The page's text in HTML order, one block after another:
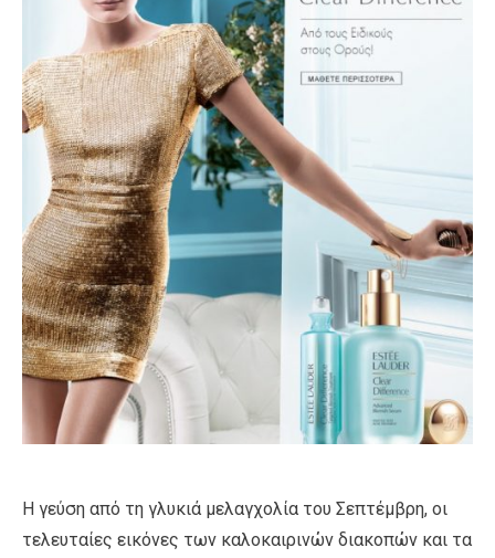
Η γεύση από τη γλυκιά μελαγχολία του Σεπτέμβρη, οι
τελευταίες εικόνες των καλοκαιρινών διακοπών και τα